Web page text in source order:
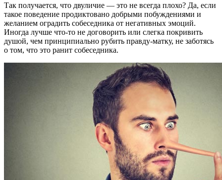
Так получается, что двуличие — это не всегда плохо? Да, если
такое поведение продиктовано добрыми побуждениями и
желанием оградить собеседника от негативных эмоций.
Иногда лучше что-то не договорить или слегка покривить
душой, чем принципиально рубить правду-матку, не заботясь
о том, что это ранит собеседника.